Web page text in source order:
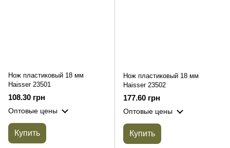
Нож пластиковый 18 мм
Haisser 23501
108.30 грн
Оптовые цены
Купить
Нож пластиковый 18 мм
Haisser 23502
177.60 грн
Оптовые цены
Купить